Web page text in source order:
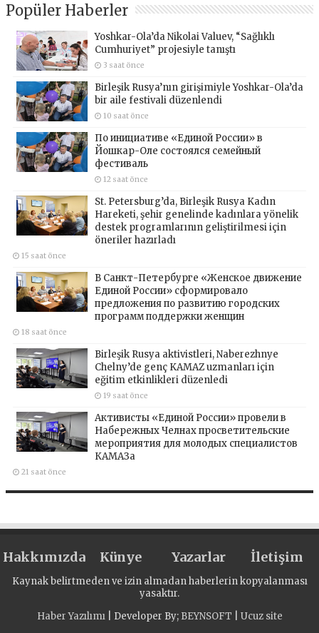
Popüler Haberler
Yoshkar-Ola’da Nikolai Valuev, “Sağlıklı
Cumhuriyet” projesiyle tanıştı
3 saat önce
Birleşik Rusya’nın girişimiyle Yoshkar-Ola’da
bir aile festivali düzenlendi
10 saat önce
По инициативе «Единой России» в
Йошкар-Оле состоялся семейный
фестиваль
12 saat önce
St. Petersburg’da, Birleşik Rusya Kadın
Hareketi, şehir genelinde kadınlara yönelik
destek programlarının geliştirilmesi için
öneriler hazırladı
15 saat önce
В Санкт-Петербурге «Женское движение
Единой России» сформировало
предложения по развитию городских
программ поддержки женщин
18 saat önce
Birleşik Rusya aktivistleri, Naberezhnye
Chelny’de genç KAMAZ uzmanları için
eğitim etkinlikleri düzenledi
19 saat önce
Активисты «Единой России» провели в
Набережных Челнах просветительские
мероприятия для молодых специалистов
КАМАЗа
21 saat önce
Hakkımızda Künye Yazarlar İletişim
Kaynak belirtmeden ve izin almadan haberlerin kopyalanması
yasaktır.
Haber Yazılımı| Developer By; BEYNSOFT Ucuz site